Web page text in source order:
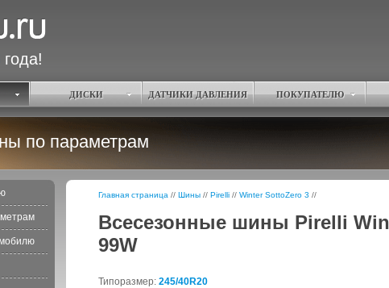
года!
ДИСКИ ДАТЧИКИ ДАВЛЕНИЯ ПОКУПАТЕЛЮ
по параметрам
Главная страница // Шины // Pirelli // Winter SottoZero 3 //
Всесезонные шины Pirelli
99W
Типоразмер: 245/40R20